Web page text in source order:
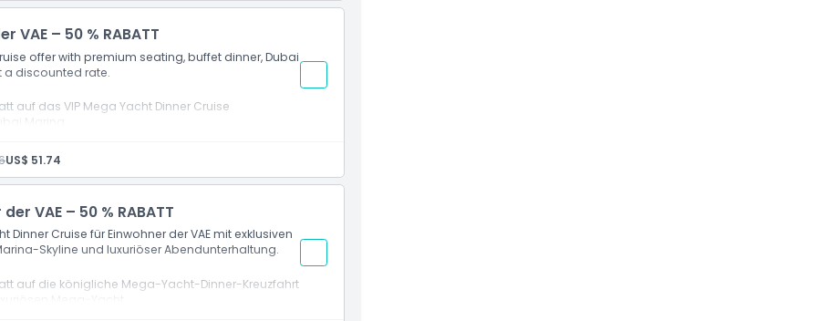
Einwohner der VAE
– 50 % RABATT
offer with premium seating, buffet dinner, Dubai
a discounted rate.
auf das VIP Mega Yacht Dinner Cruise
Marina
Getränken
Ain Dubai
US$ 51.74
VAE – 50 % RABATT
Cruise für Einwohner der VAE mit exklusiven
Skyline und luxuriöser Abendunterhaltung.
auf die königliche Mega-Yacht-Dinner-Kreuzfahrt
Mega-Yacht